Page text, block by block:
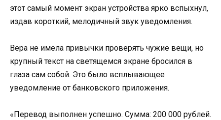
этот самый момент экран устройства ярко вспыхнул,
издав короткий, мелодичный звук уведомления.
Вера не имела привычки проверять чужие вещи, но
крупный текст на светящемся экране бросился в
глаза сам собой. Это было всплывающее
уведомление от банковского приложения.
«Перевод выполнен успешно. Сумма: 200 000 рублей.